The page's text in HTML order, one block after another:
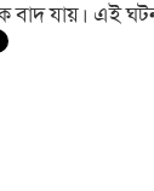
বাদ যায়। এই